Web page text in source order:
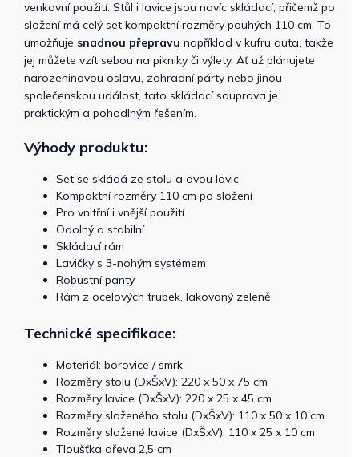
venkovní použití. Stůl i lavice jsou navíc skládací, přičemž po
složení má celý set kompaktní rozměry pouhých 110 cm. To
umožňuje snadnou přepravu například v kufru auta, takže
jej můžete vzít sebou na pikniky či výlety. Ať už plánujete
narozeninovou oslavu, zahradní párty nebo jinou
společenskou událost, tato skládací souprava je
praktickým a pohodlným řešením.
Výhody produktu:
Set se skládá ze stolu a dvou lavic
Kompaktní rozměry 110 cm po složení
Pro vnitřní i vnější použití
Odolný a stabilní
Skládací rám
Lavičky s 3-nohým systémem
Robustní panty
Rám z ocelových trubek, lakovaný zeleně
Technické specifikace:
Materiál: borovice / smrk
Rozměry stolu (DxŠxV): 220 x 50 x 75 cm
Rozměry lavice (DxŠxV): 220 x 25 x 45 cm
Rozměry složeného stolu (DxŠxV): 110 x 50 x 10 cm
Rozměry složené lavice (DxŠxV): 110 x 25 x 10 cm
Tloušťka dřeva 2,5 cm